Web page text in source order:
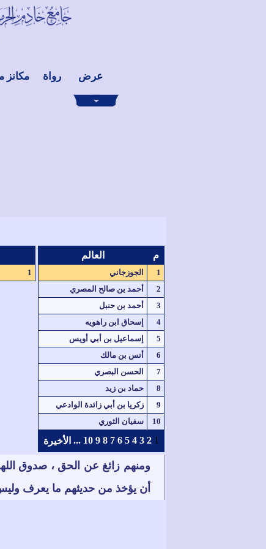
عرض رواة مكانز
م العالم
1
الجوزجاني
2
أحمد بن صالح المصري
3
أحمد بن حنبل
4
إسحاق ابن راهويه
5
إسماعيل بن أبي أويس
6
أنس بن مالك
7
الحسن البصري
8
حماد بن زيد
9
زكريا بن أبي زائدة الوادعي
10
سفيان الثوري
1
2
3
4
5
6
7
8
9
10
... الأخيرة
1
ومنهم زائغ عن الحق ، صدوق
أن يؤخذ من حديثهم ما يعرف